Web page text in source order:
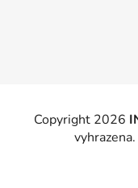
Copyright 2026
vyhrazena.